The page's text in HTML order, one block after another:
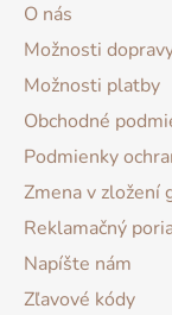
O nás
Možnosti
Možnosti platby
Obchodné
Podmienky
Zmena v zložení
Reklamačný
Napíšte nám
Zľavové kódy